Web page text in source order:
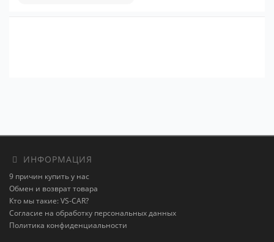
ИНФОРМАЦИЯ
9 причин купить у нас
Обмен и возврат товара
Кто мы такие: VS-CAR?
Согласие на обработку персональных данных
Политика конфиденциальности